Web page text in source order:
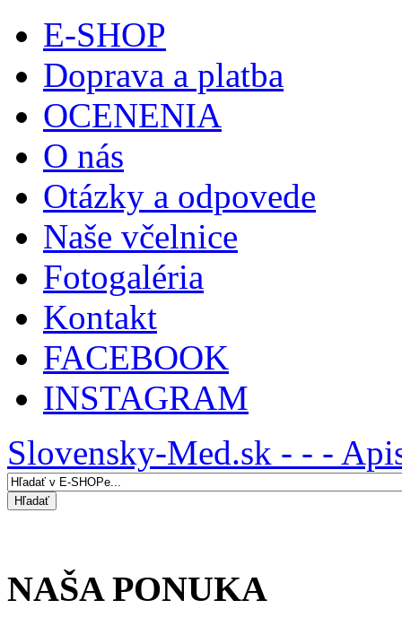
E-SHOP
Doprava a platba
OCENENIA
O nás
Otázky a odpovede
Naše včelnice
Fotogaléria
Kontakt
FACEBOOK
INSTAGRAM
Slovensky-Med.sk - - -
NAŠA PONUKA